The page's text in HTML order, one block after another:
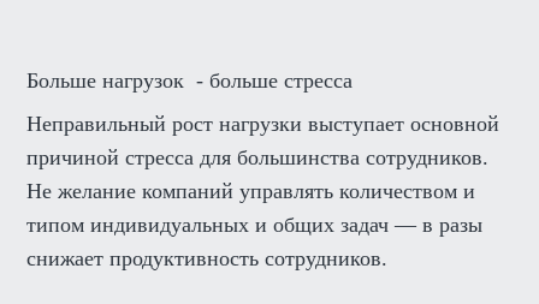
Больше нагрузок - больше стресса
Неправильный рост нагрузки выступает основной
причиной стресса для большинства сотрудников.
Не желание компаний управлять количеством и
типом индивидуальных и общих задач — в разы
снижает продуктивность сотрудников.